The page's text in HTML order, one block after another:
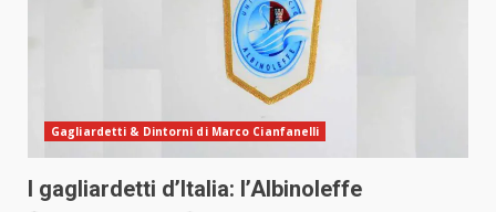
Gagliardetti & Dintorni di Marco Cianfanelli
I gagliardetti d’Italia: l’Albinoleffe